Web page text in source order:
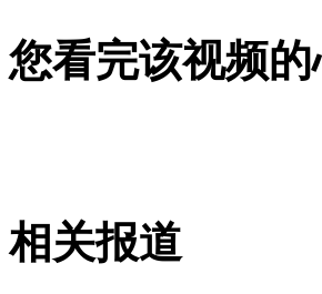
扔飞女童老外涉嫌拍虚假医疗广告
山西运城恶犬咬伤多人 警民合力
您看完该视频
相关报道